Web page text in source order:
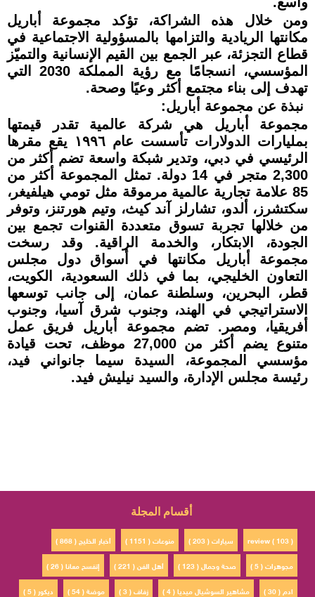
ومن خلال هذه الشراكة، تؤكد مجموعة أباريل
مكانتها الريادية والتزامها بالمسؤولية الاجتماعية في
قطاع التجزئة، عبر الجمع بين القيم الإنسانية والتميّز
المؤسسي، انسجامًا مع رؤية المملكة 2030 التي
تهدف إلى بناء مجتمع أكثر وعيًا وصحة.
نبذة عن مجموعة أباريل:
مجموعة أباريل هي شركة عالمية تقدر قيمتها
بمليارات الدولارات تأسست عام ١٩٩٦ يقع مقرها
الرئيسي في دبي، وتدير شبكة واسعة تضم أكثر من
2,300 متجر في 14 دولة. تمثل المجموعة أكثر من
85 علامة تجارية عالمية مرموقة مثل تومي هيلفيغر،
سكتشرز، ألدو، تشارلز آند كيث، وتيم هورتنز، وتوفر
من خلالها تجربة تسوق متعددة القنوات تجمع بين
الجودة، الابتكار، والخدمة الراقية. وقد رسخت
مجموعة أباريل مكانتها في أسواق دول مجلس
التعاون الخليجي، بما في ذلك السعودية، الكويت،
قطر، البحرين، وسلطنة عمان، إلى جانب توسعها
الاستراتيجي في الهند، وجنوب شرق آسيا، وجنوب
أفريقيا، ومصر. تضم مجموعة أباريل فريق عمل
متنوع يضم أكثر من 27,000 موظف، تحت قيادة
مؤسسي المجموعة، السيدة سيما جانواني فيد،
رئيسة مجلس الإدارة، والسيد نيليش فيد.
أقسام المجلة
أخبار الخليج ( 868 ) منوعات ( 1151 ) سيارات ( 203 )
review ( 103 )
إتفسح معانا ( 26 )
أهل الفن ( 221 ) صحة وجمال ( 123 )
مجوهرات ( 5 )
ديكور ( 5 )
موضة ( 54 ) زفاف ( 3 ) مشاهير السوشيال ميديا ( 4 ) ادم ( 30 )